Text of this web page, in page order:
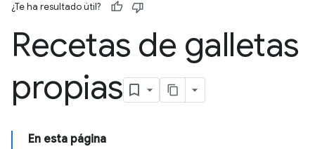
¿Te ha resultado útil?
Recetas de galletas
propias
En esta página